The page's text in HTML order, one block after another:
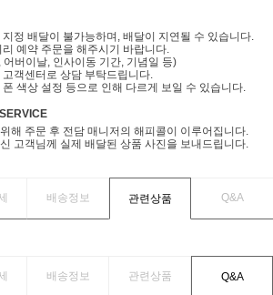
정 배달이 불가능하며, 배달이 지연될 수 있습니다.
예약 주문을 해주시기 바랍니다.
버이날, 인사이동 기간, 기념일 등)
객센터로 상담 부탁드립니다.
색상 설정 등으로 인해 다르게 보일 수 있습니다.
해 주문 후 전담 매니저의 해피콜이 이루어집니다.
고객님께 실제 배달된 상품 사진을 보내드립니다.
배송정보 관련상품 Q&A
배송정보 관련상품 Q&A